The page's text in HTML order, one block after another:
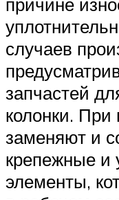
случаев
запчастей
колонки. При
заменяют и
крепежные и
элементы,